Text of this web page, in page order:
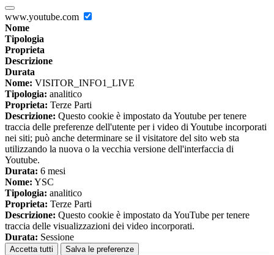
www.youtube.com
Nome
Tipologia
Proprieta
Descrizione
Durata
Nome: VISITOR_INFO1_LIVE
Tipologia: analitico
Proprieta: Terze Parti
Descrizione: Questo cookie è impostato da Youtube per tenere
traccia delle preferenze dell'utente per i video di Youtube incorporati
nei siti; può anche determinare se il visitatore del sito web sta
utilizzando la nuova o la vecchia versione dell'interfaccia di
Youtube.
Durata: 6 mesi
Nome: YSC
Tipologia: analitico
Proprieta: Terze Parti
Descrizione: Questo cookie è impostato da YouTube per tenere
traccia delle visualizzazioni dei video incorporati.
Durata: Sessione
Accetta tutti Salva le preferenze